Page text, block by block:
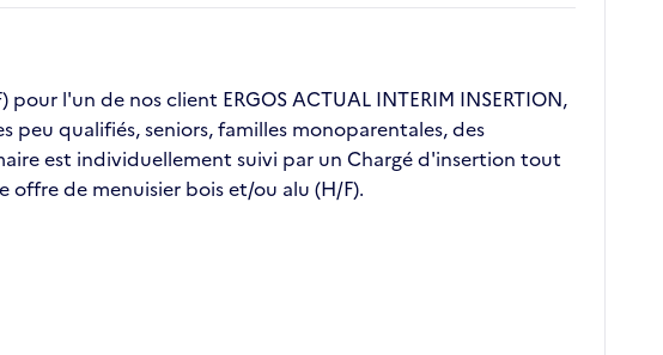
l'un de nos client ERGOS ACTUAL INTERIM INSERTION,
peu qualifiés, seniors, familles monoparentales, des
est individuellement suivi par un Chargé d'insertion tout
de menuisier bois et/ou alu (H/F).